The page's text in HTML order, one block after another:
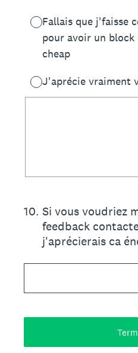
Fallais que j'faisse
pour avoir un block
cheap
J'aprécie vraiment
10. Si vous voudriez
feedback
j'aprécierais ca